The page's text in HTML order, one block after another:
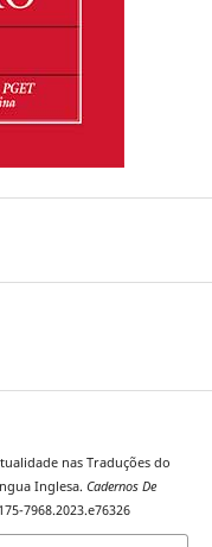
nas Traduções do
Inglesa. Cadernos De
7968.2023.e76326